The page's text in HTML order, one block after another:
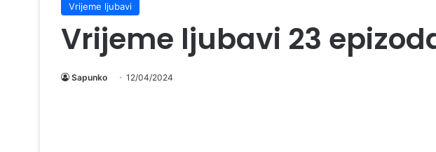
Vrijeme ljubavi
Vrijeme ljubavi 23
Sapunko 12/04/2024